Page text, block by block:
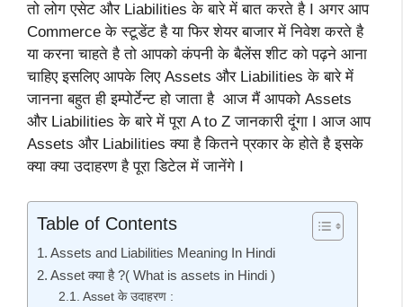
तो लोग एसेट और Liabilities के बारे में बात करते है I अगर आप
Commerce के स्टूडेंट है या फिर शेयर बाजार में निवेश करते है
या करना चाहते है तो आपको कंपनी के बैलेंस शीट को पढ़ने आना
चाहिए इसलिए आपके लिए Assets और Liabilities के बारे में
जानना बहुत ही इम्पोर्टेन्ट हो जाता है आज मैं आपको Assets
और Liabilities के बारे में पूरा A to Z जानकारी दूंगा I आज आप
Assets और Liabilities क्या है कितने प्रकार के होते है इसके
क्या क्या उदाहरण है पूरा डिटेल में जानेंगे I
Table of Contents
Assets and Liabilities Meaning In Hindi
Asset क्या है ?( What is assets in Hindi )
Asset के उदाहरण :